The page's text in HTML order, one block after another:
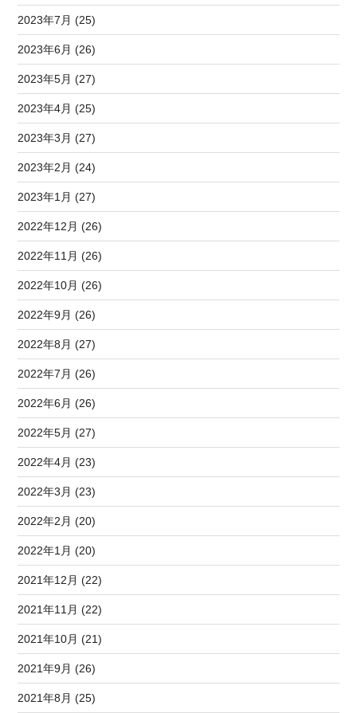
2023年7月 (25)
2023年6月 (26)
2023年5月 (27)
2023年4月 (25)
2023年3月 (27)
2023年2月 (24)
2023年1月 (27)
2022年12月 (26)
2022年11月 (26)
2022年10月 (26)
2022年9月 (26)
2022年8月 (27)
2022年7月 (26)
2022年6月 (26)
2022年5月 (27)
2022年4月 (23)
2022年3月 (23)
2022年2月 (20)
2022年1月 (20)
2021年12月 (22)
2021年11月 (22)
2021年10月 (21)
2021年9月 (26)
2021年8月 (25)